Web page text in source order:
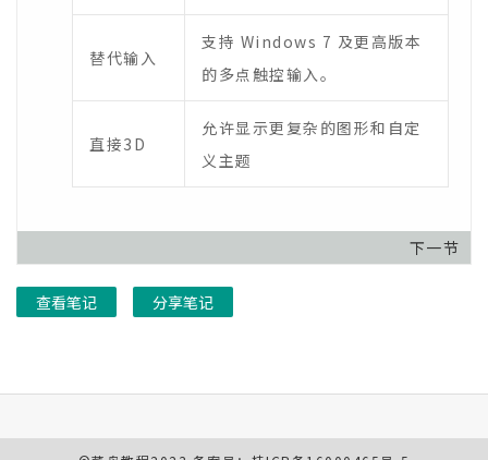
替代输入
支持 Windows 7 及更高版本
的多点触控输入。
直接3D
允许显示更复杂的图形和自定
义主题
下一节
查看笔记 分享笔记